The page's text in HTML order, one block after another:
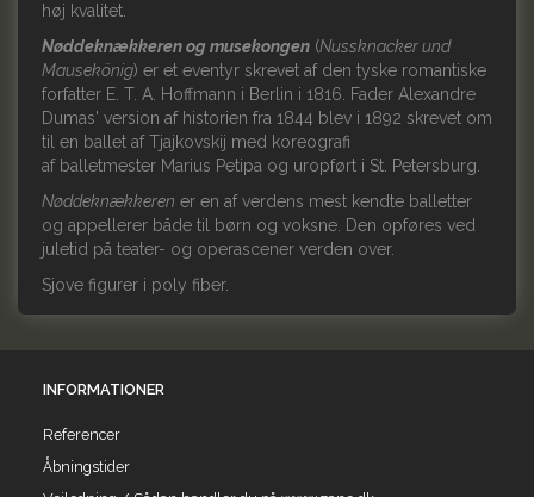
høj kvalitet.
Nøddeknækkeren og musekongen (Nussknacker und
Mausekönig) er et eventyr skrevet af den tyske romantiske
forfatter E. T. A. Hoffmann i Berlin i 1816 . Fader Alexandre
Dumas' version af historien fra 1844 blev i 1892 skrevet om
til en ballet afTjajkovskij med koreografi
af balletmester Marius Petipa og uropført i St. Petersburg
Nøddeknækkeren er en af verdens mest kendte balletter
og appellerer både til børn og voksne. Den opføres ved
juletid på teater- og operascener verden over.
Sjove figurer i poly fiber.
INFORMATIONER
Referencer
Åbningstider